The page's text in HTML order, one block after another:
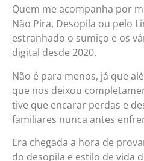
Quem me acompanha por
Não Pira, Desopila ou pelo
estranhado o sumiço e os
digital desde 2020.
Não é para menos, já que
que nos deixou
tive que encarar perdas e
familiares nunca antes
Era chegada a hora de
do desopila e estilo de vida